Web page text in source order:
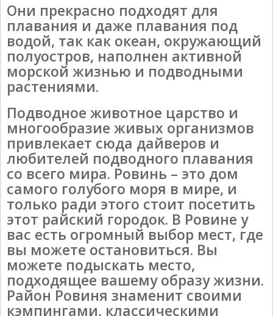
Они прекрасно подходят для
плавания и даже плавания под
водой, так как океан, окружающий
полуостров, наполнен активной
морской жизнью и подводными
растениями.
Подводное животное царство и
многообразие живых организмов
привлекает сюда дайверов и
любителей подводного плавания
со всего мира. Ровинь – это дом
самого голубого моря в мире, и
только ради этого стоит посетить
этот райский городок. В Ровине у
вас есть огромный выбор мест, где
вы можете остановиться. Вы
можете подыскать место,
подходящее вашему образу жизни.
Район Ровиня знаменит своими
кэмпингами, классическими